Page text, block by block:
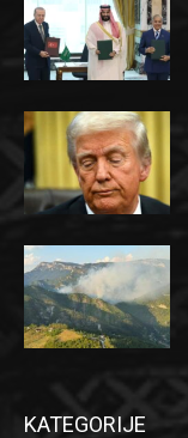
KATEGORIJE